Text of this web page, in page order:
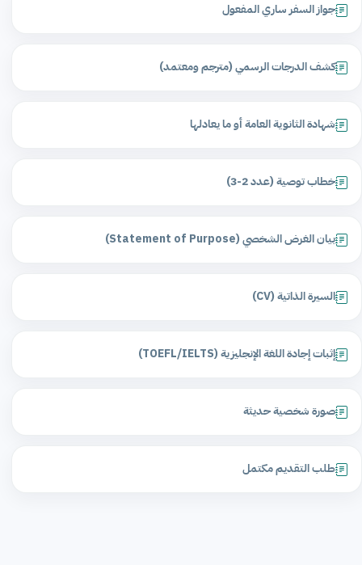
جواز السفر ساري المفعول
كشف الدرجات الرسمي (مترجم ومعتمد)
شهادة الثانوية العامة أو ما يعادلها
خطاب توصية (عدد 2-3)
بيان الغرض الشخصي (Statement of Purpose)
السيرة الذاتية (CV)
إثبات إجادة اللغة الإنجليزية (TOEFL/IELTS)
صورة شخصية حديثة
طلب التقديم مكتمل